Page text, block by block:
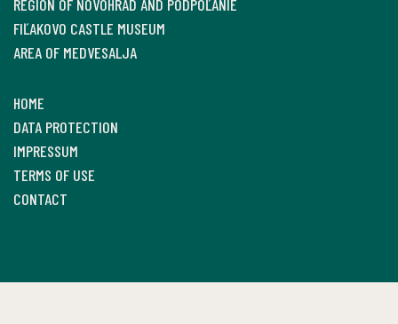
REGION OF NOVOHRAD AND PODPOĽANIE
FIĽAKOVO CASTLE MUSEUM
AREA OF MEDVESALJA
HOME
DATA PROTECTION
IMPRESSUM
TERMS OF USE
CONTACT